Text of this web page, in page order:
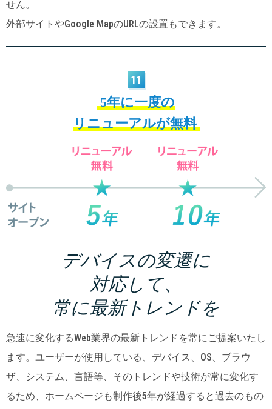
せん。
外部サイトやGoogle MapのURLの設置もできます。
11
5年に一度の
リニューアルが無料
デバイスの変遷に
対応して、
常に最新トレンドを
急速に変化するWeb業界の最新トレンドを常にご提案いたし
ます。ユーザーが使用している、デバイス、OS、ブラウ
ザ、システム、言語等、そのトレンドや技術が常に変化す
るため、ホームページも制作後5年が経過すると過去のもの